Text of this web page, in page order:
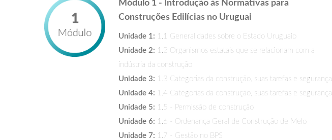
Módulo 1 - Introdução às Normativas para
Construções Edilícias no Uruguai
Unidade 1: 1.1 Generalidades sobre o Estado Uruguaio
Unidade 2: 1.2 Organismos estatais que se relacionam com a
indústria da construção
Unidade 3: 1.3 Categorias da construção, suas tarefas e segurança
Unidade 4: 1.4 Categorias da construção, suas tarefas e segurança
Unidade 5: 1.5 - Permissão de construção
Unidade 6: 1.6 - Ordenança Geral de Construção de Melo
Unidade 7: 1.7 - Gestão no BPS